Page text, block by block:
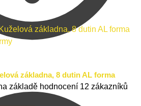
základna, 8 dutin AL forma
základě hodnocení 12 zákazníků